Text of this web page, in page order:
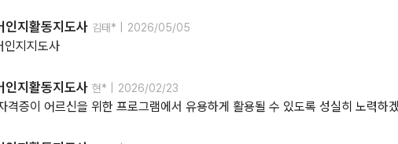
인지활동지도사 김태* | 2026/05/05
인지지도사
인지활동지도사 현* | 2026/02/23
격증이 어르신을 위한 프로그램에서 유용하게 활용될 수 있도록 성실히 노력하